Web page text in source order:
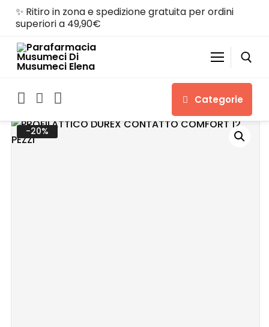
✨ Ritiro in zona e spedizione gratuita per ordini
superiori a 49,90€
Categorie
-20%